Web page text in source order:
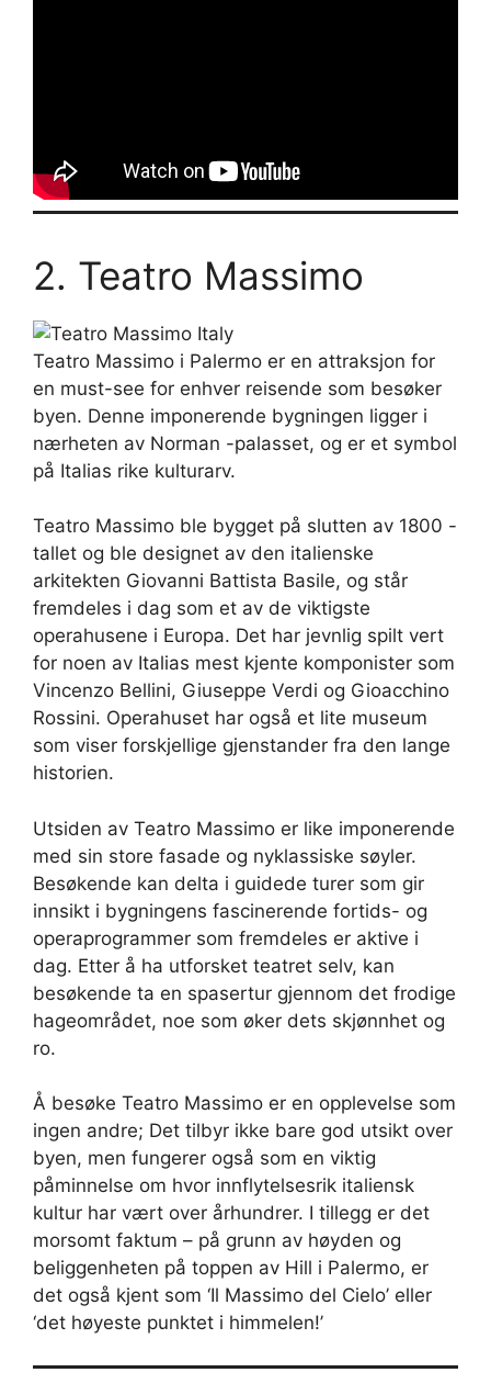
2. Teatro Massimo
Teatro Massimo i Palermo er en attraksjon for
en must-see for enhver reisende som besøker
byen. Denne imponerende bygningen ligger i
nærheten av Norman -palasset, og er et symbol
på Italias rike kulturarv.
Teatro Massimo ble bygget på slutten av 1800 -
tallet og ble designet av den italienske
arkitekten Giovanni Battista Basile, og står
fremdeles i dag som et av de viktigste
operahusene i Europa. Det har jevnlig spilt vert
for noen av Italias mest kjente komponister som
Vincenzo Bellini, Giuseppe Verdi og Gioacchino
Rossini. Operahuset har også et lite museum
som viser forskjellige gjenstander fra den lange
historien.
Utsiden av Teatro Massimo er like imponerende
med sin store fasade og nyklassiske søyler.
Besøkende kan delta i guidede turer som gir
innsikt i bygningens fascinerende fortids- og
operaprogrammer som fremdeles er aktive i
dag. Etter å ha utforsket teatret selv, kan
besøkende ta en spasertur gjennom det frodige
hageområdet, noe som øker dets skjønnhet og
ro.
Å besøke Teatro Massimo er en opplevelse som
ingen andre; Det tilbyr ikke bare god utsikt over
byen, men fungerer også som en viktig
påminnelse om hvor innflytelsesrik italiensk
kultur har vært over århundrer. I tillegg er det
morsomt faktum – på grunn av høyden og
beliggenheten på toppen av Hill i Palermo, er
det også kjent som ‘Il Massimo del Cielo’ eller
‘det høyeste punktet i himmelen!’